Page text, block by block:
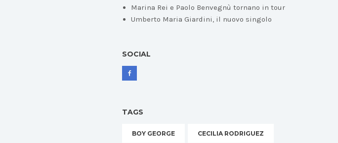
Marina Rei e Paolo Benvegnù tornano in tour
Umberto Maria Giardini, il nuovo singolo
SOCIAL
TAGS
BOY GEORGE CECILIA RODRIGUEZ